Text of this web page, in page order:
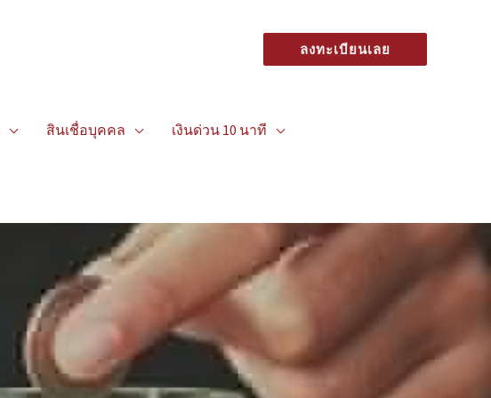
ลงทะเบียนเลย
สินเชื่อบุคคล เงินด่วน 10 นาที